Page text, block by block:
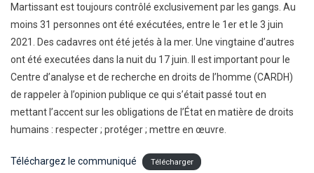
Martissant est toujours contrôlé exclusivement par les gangs. Au
moins 31 personnes ont été exécutées, entre le 1er et le 3 juin
2021. Des cadavres ont été jetés à la mer. Une vingtaine d’autres
ont été executées dans la nuit du 17 juin. Il est important pour le
Centre d’analyse et de recherche en droits de l’homme (CARDH)
de rappeler à l’opinion publique ce qui s’était passé tout en
mettant l’accent sur les obligations de l’État en matière de droits
humains : respecter ; protéger ; mettre en œuvre.
Téléchargez le communiqué Télécharger